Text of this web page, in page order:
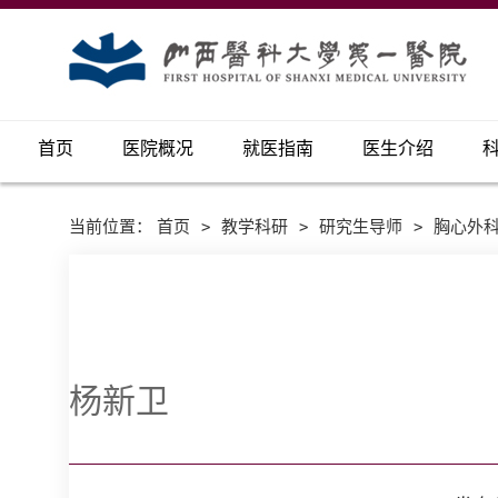
首页 医院概况 就医指南 医生介绍
当前位置： 首页 > 教学科研 > 研究生导师 > 胸心外
杨新卫